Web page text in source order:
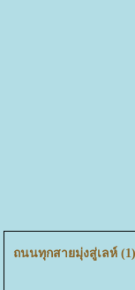
ถนนทุกสายมุ่งสู่เลห์